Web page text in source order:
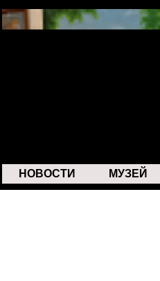
НОВОСТИ МУЗЕЙ